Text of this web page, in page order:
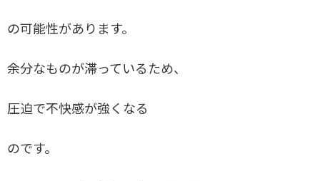
の可能性があります。
余分なものが滞っているため、
圧迫で不快感が強くなる
のです。